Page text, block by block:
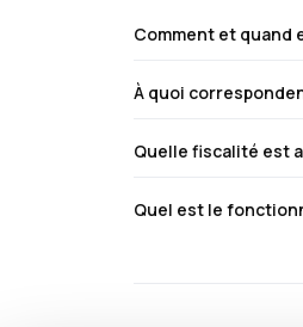
Comment et quand
À quoi
Quelle fiscalité est
Quel est le